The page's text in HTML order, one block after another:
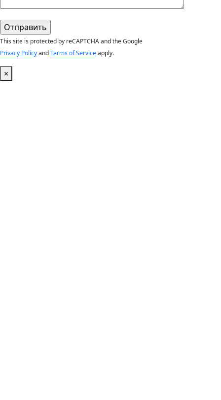
This site is protected by reCAPTCHA and the Google
Privacy PolicyandTerms of Serviceapply.
×